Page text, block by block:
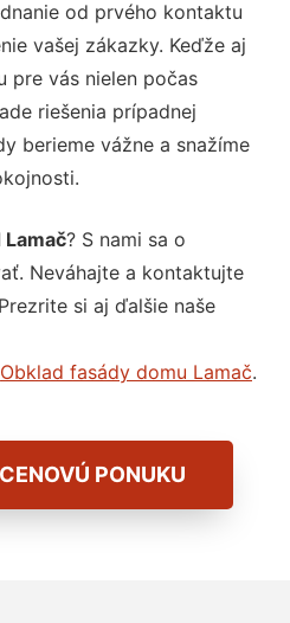
od prvého kontaktu
vašej zákazky. Keďže aj
pre vás nielen počas
riešenia prípadnej
berieme vážne a snažíme
? S nami sa o
Neváhajte a kontaktujte
si aj ďalšie naše
Obklad fasády domu Lamač.
PONUKU